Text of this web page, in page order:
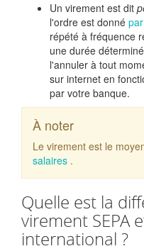
Un virement est dit
l'ordre est donné
répété à fréquence
une durée
l'annuler à tout
sur internet en
par votre banque.
À noter
Le virement est le
salaires .
Quelle est la
virement SEPA
international ?